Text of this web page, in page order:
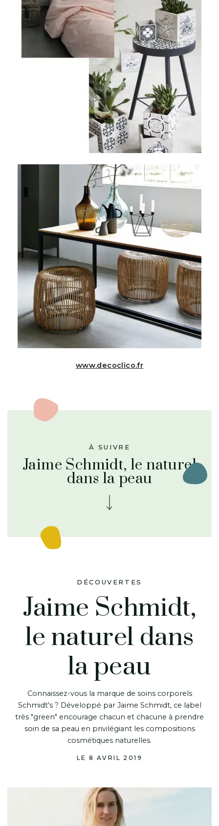
www.decoclico.fr
À SUIVRE
Jaime Schmidt, le naturel
dans la peau
DÉCOUVERTES
Jaime Schmidt,
le naturel dans
la peau
Connaissez-vous la marque de soins corporels
Schmidt's ? Développé par Jaime Schmidt, ce label
très "green" encourage chacun et chacune à prendre
soin de sa peau en privilégiant les compositions
cosmétiques naturelles.
LE 8 AVRIL 2019